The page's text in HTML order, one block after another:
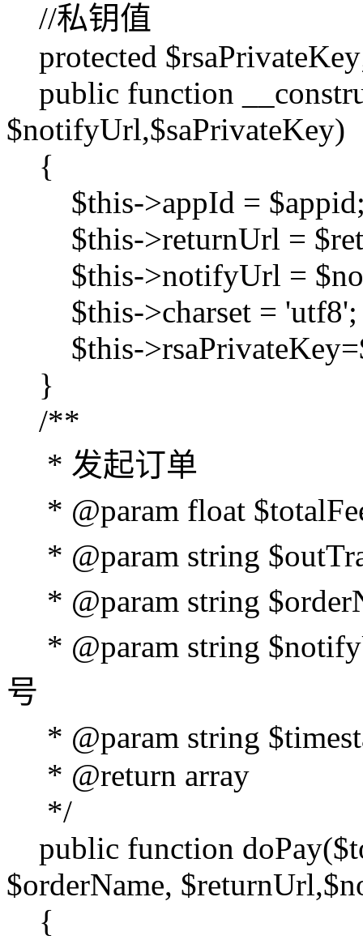
//私钥值
protected
public function
$notifyUrl,$saPrivateKey)
{
$this->appId =
$this->returnUrl =
$this->notifyUrl =
$this->charset = 'utf8';
$this-
}
/**
* 发起订单
* @param float
* @param string
* @param string
* @param string
号
* @param string
* @return array
*/
public function
$orderName,
{